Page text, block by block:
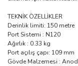
TEKNİK ÖZELLİKLER
Derinlik limiti: 150 metre
Port Sistemi : N120
Ağırlık : 0.33 kg
Port açılış çapı: 109 mm
Gövde Malzemesi :